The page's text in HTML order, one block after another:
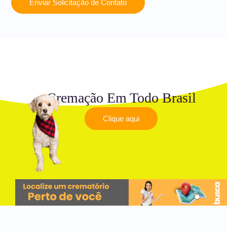
Enviar Solicitação de Contato
Cremação Em Todo Brasil
Clique aqui